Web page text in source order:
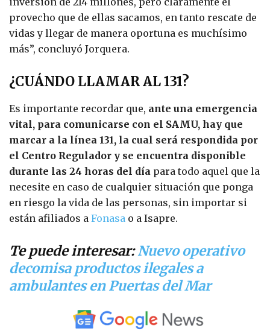
provecho que de ellas sacamos, en tanto rescate de
vidas y llegar de manera oportuna es muchísimo
más”, concluyó Jorquera.
¿CUÁNDO LLAMAR AL 131?
Es importante recordar que, ante una emergencia
vital, para comunicarse con el SAMU, hay que
marcar a la línea 131, la cual será respondida por
el Centro Regulador y se encuentra disponible
durante las 24 horas del día para todo aquel que la
necesite en caso de cualquier situación que ponga
en riesgo la vida de las personas, sin importar si
están afiliados a Fonasa o a Isapre.
Te puede interesar:Nuevo operativo
decomisa productos ilegales a
ambulantes en Puertas del Mar